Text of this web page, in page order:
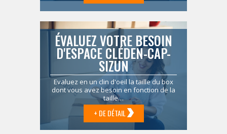
ÉVALUEZ VOTRE BESOIN
D'ESPACE CLÉDEN-CAP-
SIZUN
Evaluez en un clin d'oeil la taille du box
dont vous avez besoin en fonction de la
taille…
+ DE DÉTAIL